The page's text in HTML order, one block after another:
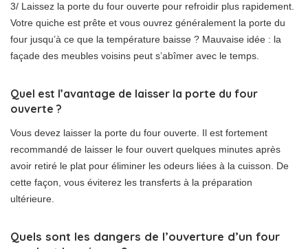
3/ Laissez la porte du four ouverte pour refroidir plus rapidement.
Votre quiche est prête et vous ouvrez généralement la porte du
four jusqu’à ce que la température baisse ? Mauvaise idée : la
façade des meubles voisins peut s’abîmer avec le temps.
Quel est l’avantage de laisser la porte du four
ouverte ?
Vous devez laisser la porte du four ouverte. Il est fortement
recommandé de laisser le four ouvert quelques minutes après
avoir retiré le plat pour éliminer les odeurs liées à la cuisson. De
cette façon, vous éviterez les transferts à la préparation
ultérieure.
Quels sont les dangers de l’ouverture d’un four